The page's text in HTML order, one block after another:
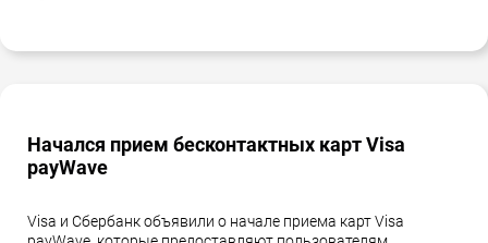
Начался прием бесконтактных карт Visa
payWave
Visa и Сбербанк объявили о начале приема карт Visa